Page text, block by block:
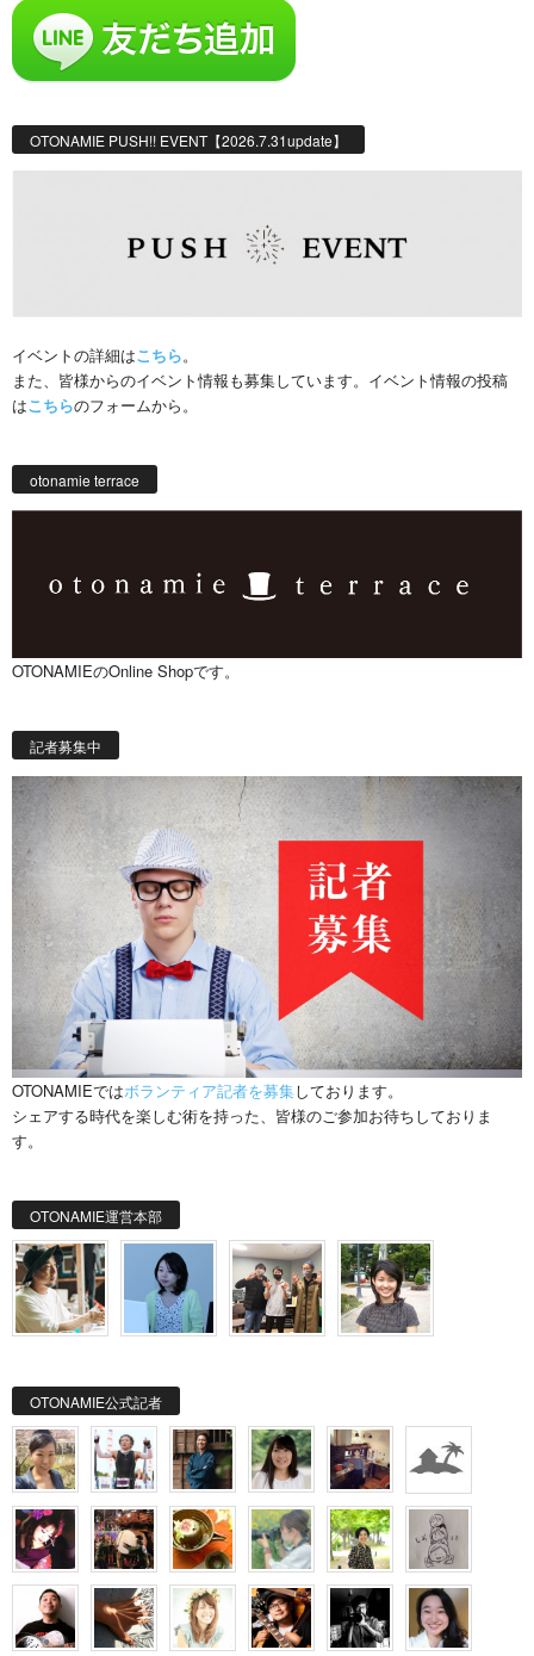
OTONAMIE PUSH!! EVENT【2026.7.31update】
イベントの詳細はこちら。
また、皆様からのイベント情報も募集しています。イベント情報の投稿
はこちらのフォームから。
otonamie terrace
OTONAMIEのOnline Shopです。
記者募集中
OTONAMIEではボランティア記者を募集しております。
シェアする時代を楽しむ術を持った、皆様のご参加お待ちしておりま
す。
OTONAMIE運営本部
OTONAMIE公式記者